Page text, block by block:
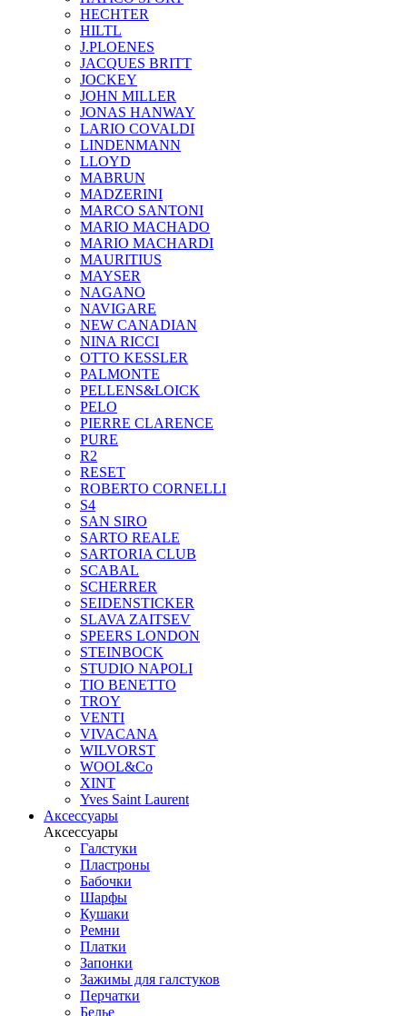
HECHTER
HILTL
J.PLOENES
JAСQUES BRITT
JOCKEY
JOHN MILLER
JONAS HANWAY
LARIO COVALDI
LINDENMANN
LLOYD
MABRUN
MADZERINI
MARCO SANTONI
MARIO MACHADO
MARIO MACHARDI
MAURITIUS
MAYSER
NAGANO
NAVIGARE
NEW CANADIAN
NINA RICCI
OTTO KESSLER
PALMONTE
PELLENS&LOICK
PELO
PIERRE CLARENCE
PURE
R2
RESET
ROBERTO CORNELLI
S4
SAN SIRO
SARTO REALE
SARTORIA CLUB
SCABAL
SCHERRER
SEIDENSTICKER
SLAVA ZAITSEV
SPEERS LONDON
STEINBOCK
STUDIO NAPOLI
TIO BENETTO
TROY
VENTI
VIVACANA
WILVORST
WOOL&Co
XINT
Yves Saint Laurent
Аксессуары
Аксессуары
Галстуки
Пластроны
Бабочки
Шарфы
Кушаки
Ремни
Платки
Запонки
Зажимы для галстуков
Перчатки
Белье